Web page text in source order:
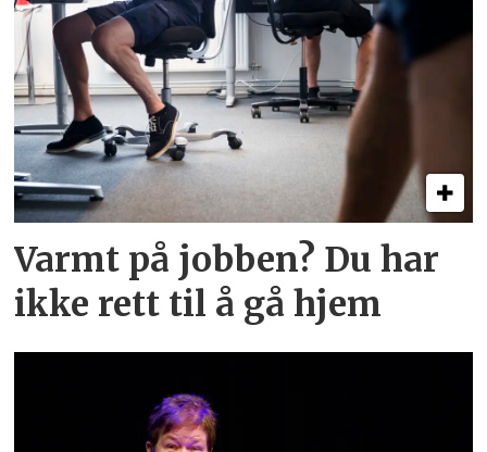
Varmt på jobben? Du har
ikke rett til å gå hjem